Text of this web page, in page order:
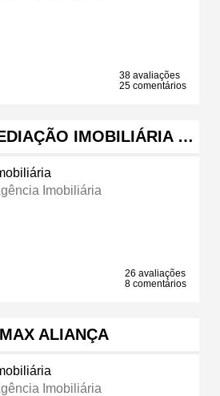
38 avaliações
25 comentários
IMOBILIÁRIA …
Imobiliária
26 avaliações
8 comentários
ALIANÇA
Imobiliária